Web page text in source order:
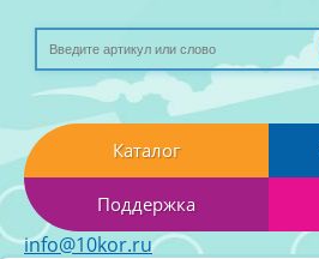
Каталог
Поддержка
info@10kor.ru